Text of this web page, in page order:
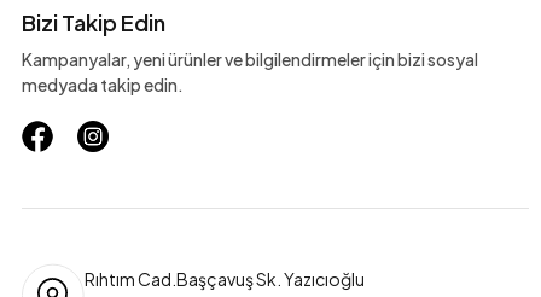
Bizi Takip Edin
Kampanyalar, yeni ürünler ve bilgilendirmeler için bizi sosyal
medyada takip edin.
Rıhtım Cad.Başçavuş Sk. Yazıcıoğlu